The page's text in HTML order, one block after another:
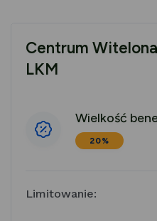
Centrum
LKM
Wielkość
20%
Limitowanie: